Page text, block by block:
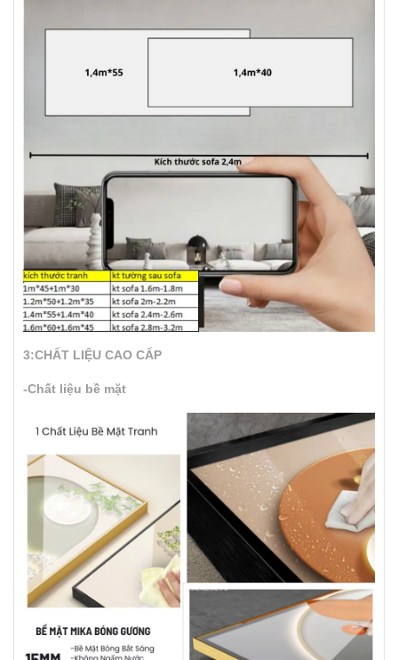
3:CHẤT LIỆU CAO CẤP
-Chất liệu bề mặt